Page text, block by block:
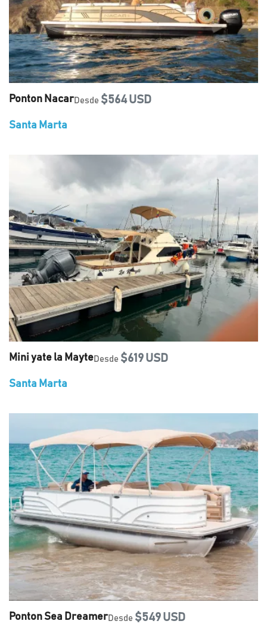
Ponton NacarDesde $564 USD
Santa Marta
Mini yate la MayteDesde $619 USD
Santa Marta
Ponton Sea DreamerDesde $549 USD